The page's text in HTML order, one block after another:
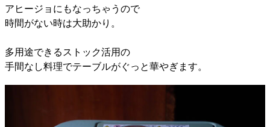
アヒージョにもなっちゃうので
時間がない時は大助かり。
多用途できるストック活用の
手間なし料理でテーブルがぐっと華やぎます。